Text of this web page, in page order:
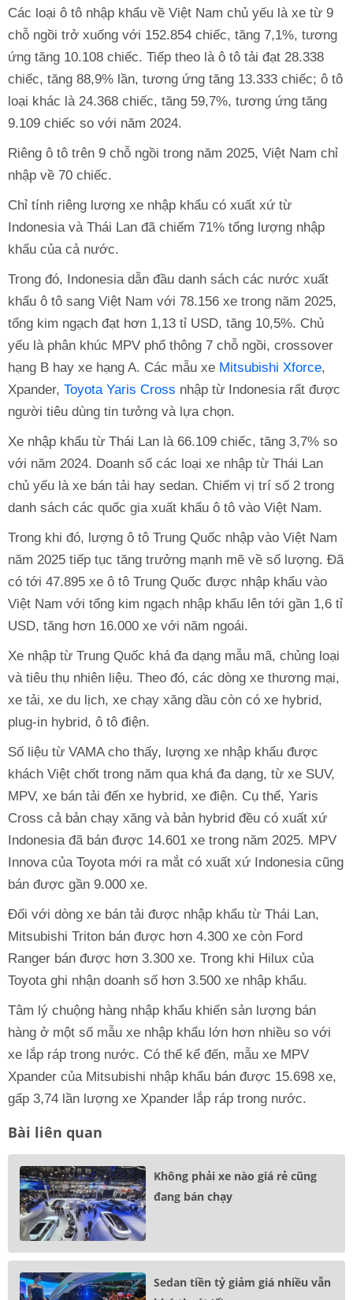
Các loại ô tô nhập khẩu về Việt Nam chủ yếu là xe từ 9
chỗ ngồi trở xuống với 152.854 chiếc, tăng 7,1%, tương
ứng tăng 10.108 chiếc. Tiếp theo là ô tô tải đạt 28.338
chiếc, tăng 88,9% lần, tương ứng tăng 13.333 chiếc; ô tô
loại khác là 24.368 chiếc, tăng 59,7%, tương ứng tăng
9.109 chiếc so với năm 2024.
Riêng ô tô trên 9 chỗ ngồi trong năm 2025, Việt Nam chỉ
nhập về 70 chiếc.
Chỉ tính riêng lượng xe nhập khẩu có xuất xứ từ
Indonesia và Thái Lan đã chiếm 71% tổng lượng nhập
khẩu của cả nước.
Trong đó, Indonesia dẫn đầu danh sách các nước xuất
khẩu ô tô sang Việt Nam với 78.156 xe trong năm 2025,
tổng kim ngạch đạt hơn 1,13 tỉ USD, tăng 10,5%. Chủ
yếu là phân khúc MPV phổ thông 7 chỗ ngồi, crossover
hạng B hay xe hạng A. Các mẫu xe Mitsubishi Xforce,
Xpander, Toyota Yaris Cross nhập từ Indonesia rất được
người tiêu dùng tin tưởng và lựa chọn.
Xe nhập khẩu từ Thái Lan là 66.109 chiếc, tăng 3,7% so
với năm 2024. Doanh số các loại xe nhập từ Thái Lan
chủ yếu là xe bán tải hay sedan. Chiếm vị trí số 2 trong
danh sách các quốc gia xuất khẩu ô tô vào Việt Nam.
Trong khi đó, lượng ô tô Trung Quốc nhập vào Việt Nam
năm 2025 tiếp tục tăng trưởng mạnh mẽ về số lượng. Đã
có tới 47.895 xe ô tô Trung Quốc được nhập khẩu vào
Việt Nam với tổng kim ngạch nhập khẩu lên tới gần 1,6 tỉ
USD, tăng hơn 16.000 xe với năm ngoái.
Xe nhập từ Trung Quốc khá đa dạng mẫu mã, chủng loại
và tiêu thụ nhiên liệu. Theo đó, các dòng xe thương mại,
xe tải, xe du lịch, xe chạy xăng dầu còn có xe hybrid,
plug-in hybrid, ô tô điện.
Số liệu từ VAMA cho thấy, lượng xe nhập khẩu được
khách Việt chốt trong năm qua khá đa dạng, từ xe SUV,
MPV, xe bán tải đến xe hybrid, xe điện. Cụ thể, Yaris
Cross cả bản chạy xăng và bản hybrid đều có xuất xứ
Indonesia đã bán được 14.601 xe trong năm 2025. MPV
Innova của Toyota mới ra mắt có xuất xứ Indonesia cũng
bán được gần 9.000 xe.
Đối với dòng xe bán tải được nhập khẩu từ Thái Lan,
Mitsubishi Triton bán được hơn 4.300 xe còn Ford
Ranger bán được hơn 3.300 xe. Trong khi Hilux của
Toyota ghi nhận doanh số hơn 3.500 xe nhập khẩu.
Tâm lý chuộng hàng nhập khẩu khiến sản lượng bán
hàng ở một số mẫu xe nhập khẩu lớn hơn nhiều so với
xe lắp ráp trong nước. Có thể kể đến, mẫu xe MPV
Xpander của Mitsubishi nhập khẩu bán được 15.698 xe,
gấp 3,74 lần lượng xe Xpander lắp ráp trong nước.
Bài liên quan
Không phải xe nào giá rẻ cũng
đang bán chạy
Sedan tiền tỷ giảm giá nhiều vẫn